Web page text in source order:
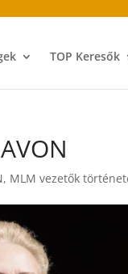
TOP Keresők
, MLM vezetők